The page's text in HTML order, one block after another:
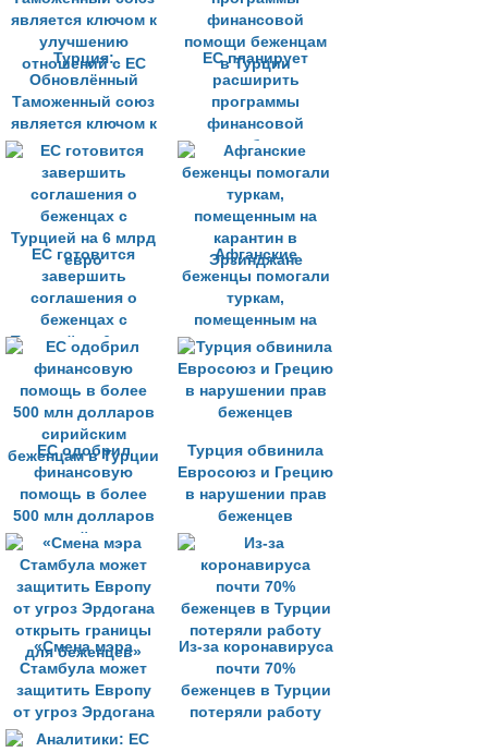
Турция:
Обновлённый
Таможенный союз
является ключом к
улучшению
отношений с ЕС
ЕС планирует
расширить
программы
финансовой
помощи беженцам
в Турции
ЕС готовится
завершить
соглашения о
беженцах с
Турцией на 6 млрд
евро
Афганские
беженцы помогали
туркам,
помещенным на
карантин в
Эрзинджане
ЕС одобрил
финансовую
помощь в более
500 млн долларов
сирийским
беженцам в Турции
Турция обвинила
Евросоюз и Грецию
в нарушении прав
беженцев
«Смена мэра
Стамбула может
защитить Европу
от угроз Эрдогана
открыть границы
Из-за коронавируса
почти 70%
беженцев в Турции
потеряли работу